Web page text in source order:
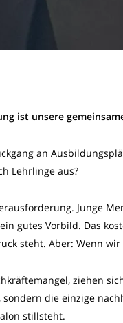
ist unsere
an
Lehrlinge aus?
Junge
gutes Vorbild. Das
steht. Aber: Wenn
ziehen
sondern die einzige
stillsteht.